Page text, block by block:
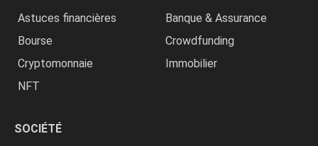
Astuces financières
Banque & Assurance
Bourse
Crowdfunding
Cryptomonnaie
Immobilier
NFT
SOCIÉTÉ